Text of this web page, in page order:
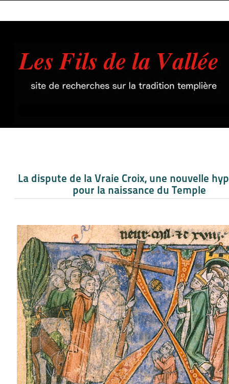
La dispute de la Vraie Croix, une nouvelle
pour la naissance du Temple